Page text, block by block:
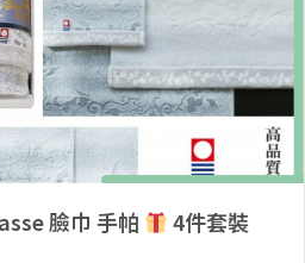
臉巾 手帕
4件套裝